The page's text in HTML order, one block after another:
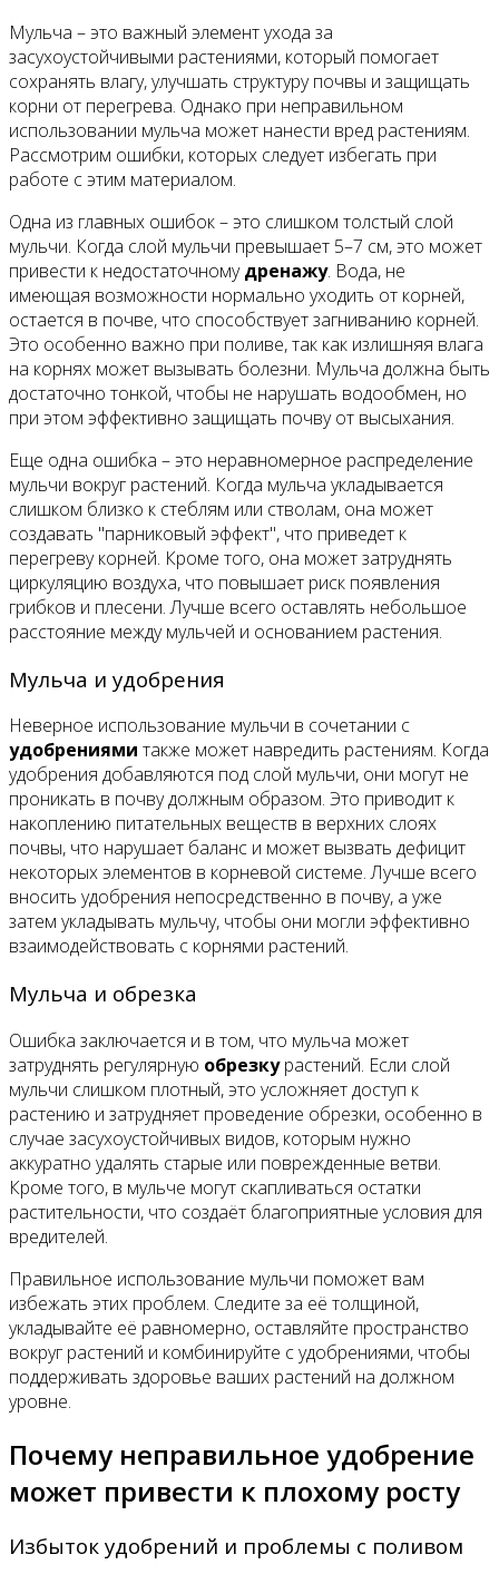
Мульча – это важный элемент ухода за
засухоустойчивыми растениями, который помогает
сохранять влагу, улучшать структуру почвы и защищать
корни от перегрева. Однако при неправильном
использовании мульча может нанести вред растениям.
Рассмотрим ошибки, которых следует избегать при
работе с этим материалом.
Одна из главных ошибок – это слишком толстый слой
мульчи. Когда слой мульчи превышает 5–7 см, это может
привести к недостаточномудренажу. Вода, не
имеющая возможности нормально уходить от корней,
остается в почве, что способствует загниванию корней.
Это особенно важно при поливе, так как излишняя влага
на корнях может вызывать болезни. Мульча должна быть
достаточно тонкой, чтобы не нарушать водообмен, но
при этом эффективно защищать почву от высыхания.
Еще одна ошибка – это неравномерное распределение
мульчи вокруг растений. Когда мульча укладывается
слишком близко к стеблям или стволам, она может
создавать "парниковый эффект", что приведет к
перегреву корней. Кроме того, она может затруднять
циркуляцию воздуха, что повышает риск появления
грибков и плесени. Лучше всего оставлять небольшое
расстояние между мульчей и основанием растения.
Мульча и удобрения
Неверное использование мульчи в сочетании с
удобрениями также может навредить растениям. Когда
удобрения добавляются под слой мульчи, они могут не
проникать в почву должным образом. Это приводит к
накоплению питательных веществ в верхних слоях
почвы, что нарушает баланс и может вызвать дефицит
некоторых элементов в корневой системе. Лучше всего
вносить удобрения непосредственно в почву, а уже
затем укладывать мульчу, чтобы они могли эффективно
взаимодействовать с корнями растений.
Мульча и обрезка
Ошибка заключается и в том, что мульча может
затруднять регулярную обрезкурастений. Если слой
мульчи слишком плотный, это усложняет доступ к
растению и затрудняет проведение обрезки, особенно в
случае засухоустойчивых видов, которым нужно
аккуратно удалять старые или поврежденные ветви.
Кроме того, в мульче могут скапливаться остатки
растительности, что создаёт благоприятные условия для
вредителей.
Правильное использование мульчи поможет вам
избежать этих проблем. Следите за её толщиной,
укладывайте её равномерно, оставляйте пространство
вокруг растений и комбинируйте с удобрениями, чтобы
поддерживать здоровье ваших растений на должном
уровне.
Почему неправильное удобрение
может привести к плохому росту
Избыток удобрений и проблемы с поливом